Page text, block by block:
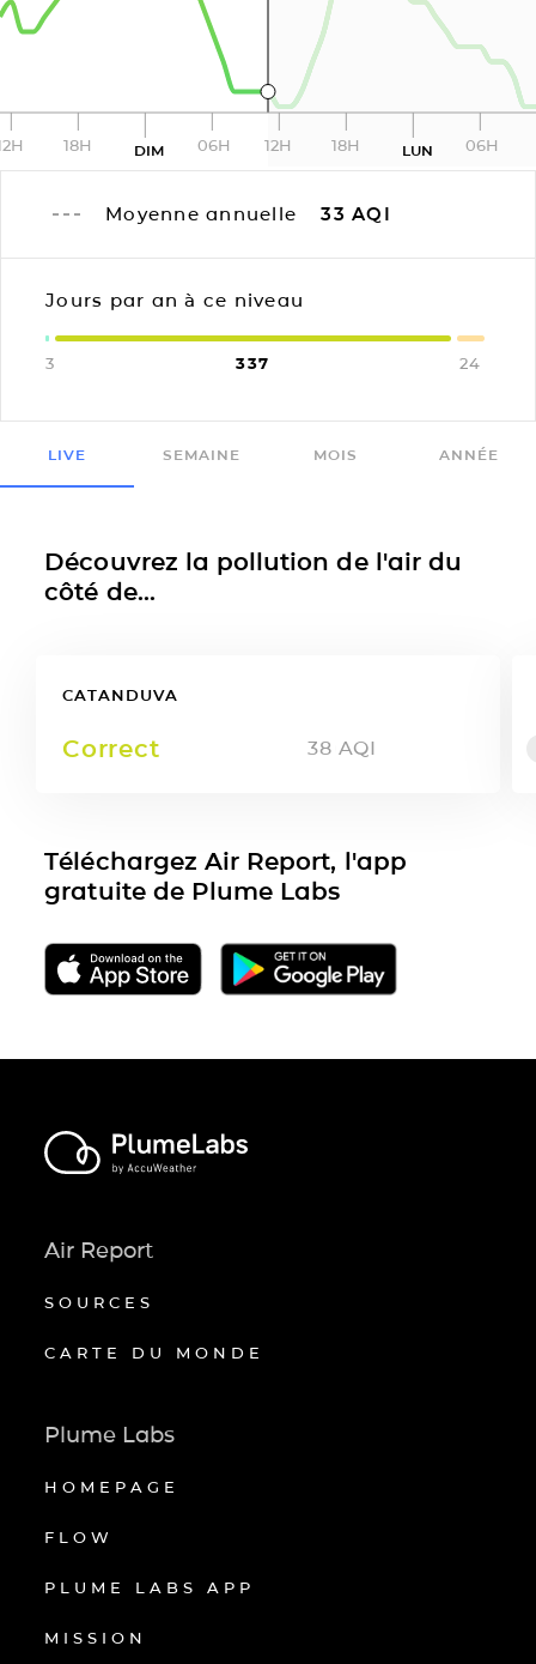
18H DIM 06H 12H 18H LUN 06H
Moyenne annuelle 33 AQI
Jours par an à ce niveau
3 337 24
LIVE SEMAINE MOIS ANNÉE
Découvrez la pollution de l'air du
côté de...
CATANDUVA
Correct 38 AQI
Téléchargez Air Report, l'app
gratuite de Plume Labs
Air Report
SOURCES
CARTE DU MONDE
Plume Labs
HOMEPAGE
FLOW
PLUME LABS APP
MISSION